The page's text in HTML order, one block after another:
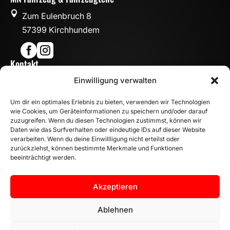
Einwilligung verwalten
Um dir ein optimales Erlebnis zu bieten, verwenden wir Technologien
wie Cookies, um Geräteinformationen zu speichern und/oder darauf
zuzugreifen. Wenn du diesen Technologien zustimmst, können wir
Daten wie das Surfverhalten oder eindeutige IDs auf dieser Website
verarbeiten. Wenn du deine Einwillligung nicht erteilst oder
zurückziehst, können bestimmte Merkmale und Funktionen
beeinträchtigt werden.
Akzeptieren
Ablehnen

Zum Eulenbruch 8
57399 Kirchhundem

Kontakt
info@mn-fahrzeugteile.de
 WhatsApp
Öffnungszeiten
 Mo - Fr: 8:00 – 17:00 Uhr
Sa: 10:00 – 14:00 Uhr
INFORMATION
Zahlungsarten
Versandinformationen
Widerrufsbelehrung